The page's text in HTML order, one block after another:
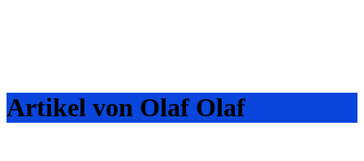
Artikel von Olaf Olaf